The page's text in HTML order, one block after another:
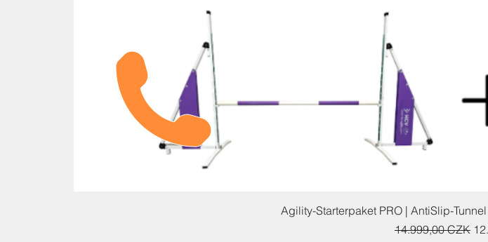
Agility-Starterpaket PRO | AntiSlip-
Standardpreis
14.999,00 CZK